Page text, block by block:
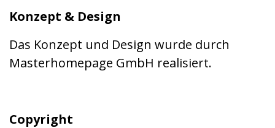
Konzept & Design
Das Konzept und Design wurde durch
Masterhomepage GmbH realisiert.
Copyright